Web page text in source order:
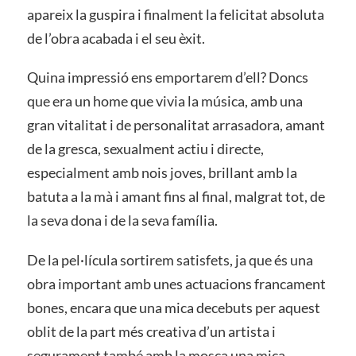
apareix la guspira i finalment la felicitat absoluta
de l’obra acabada i el seu èxit.
Quina impressió ens emportarem d’ell? Doncs
que era un home que vivia la música, amb una
gran vitalitat i de personalitat arrasadora, amant
de la gresca, sexualment actiu i directe,
especialment amb nois joves, brillant amb la
batuta a la mà i amant fins al final, malgrat tot, de
la seva dona i de la seva família.
De la pel·lícula sortirem satisfets, ja que és una
obra important amb unes actuacions francament
bones, encara que una mica decebuts per aquest
oblit de la part més creativa d’un artista i